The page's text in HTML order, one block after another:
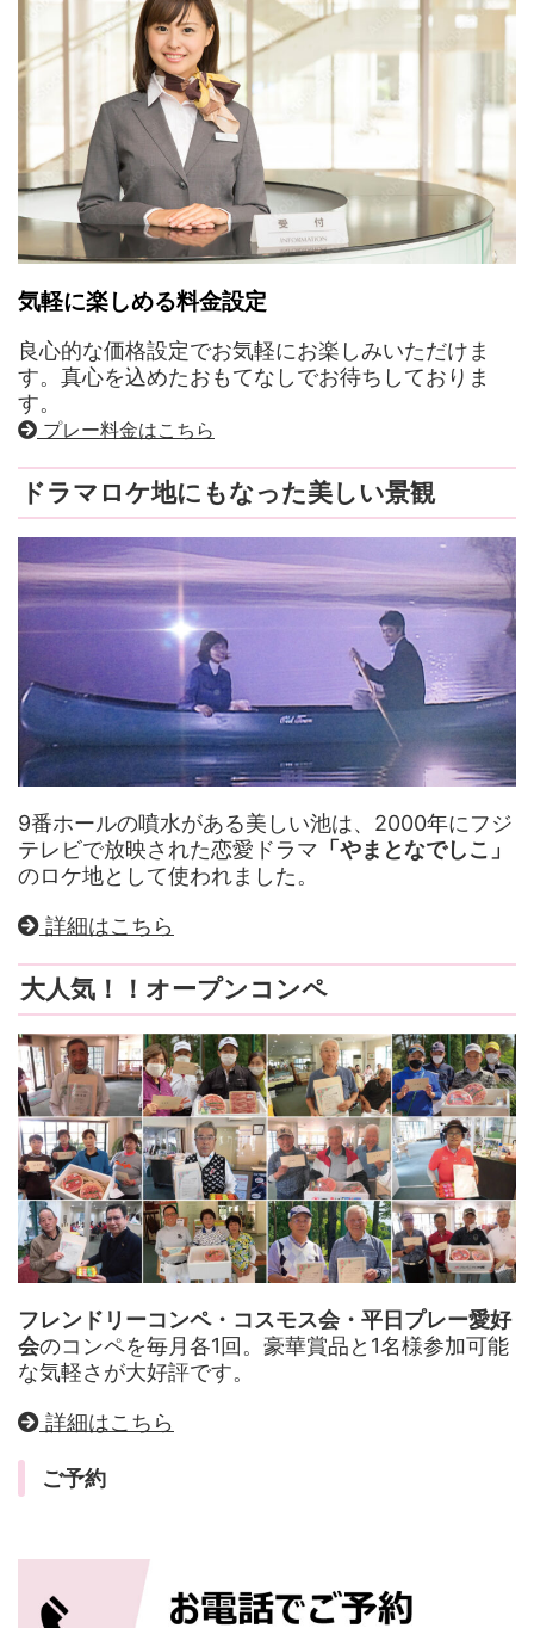
気軽に楽しめる料金設定
良心的な価格設定でお気軽にお楽しみいただけま
す。真心を込めたおもてなしでお待ちしておりま
す。
プレー料金はこちら
ドラマロケ地にもなった美しい景観
9番ホールの噴水がある美しい池は、2000年にフジ
テレビで放映された恋愛ドラマ 「やまとなでしこ」
のロケ地として使われました。
詳細はこちら
大人気！！オープンコンペ
フレンドリーコンペ・コスモス会・平日プレー愛好
会のコンペを毎月各1回。豪華賞品と1名様参加可能
な気軽さが大好評です。
詳細はこちら
ご予約